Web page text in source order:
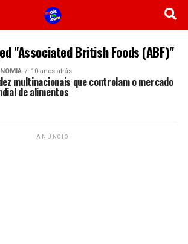
"Associated British Foods (ABF)"
10 anos atrás
multinacionais que controlam o mercado
de alimentos
ANÚNCIO